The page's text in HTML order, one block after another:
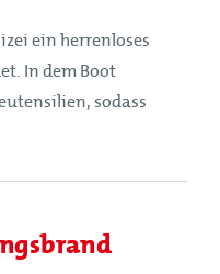
ein herrenloses
In dem Boot
sodass